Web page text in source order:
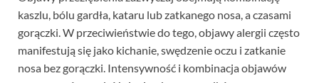
kaszlu, bólu gardła, kataru lub zatkanego nosa, a czasami
gorączki. W przeciwieństwie do tego, objawy alergii często
manifestują się jako kichanie, swędzenie oczu i zatkanie
nosa bez gorączki. Intensywność i kombinacja objawów